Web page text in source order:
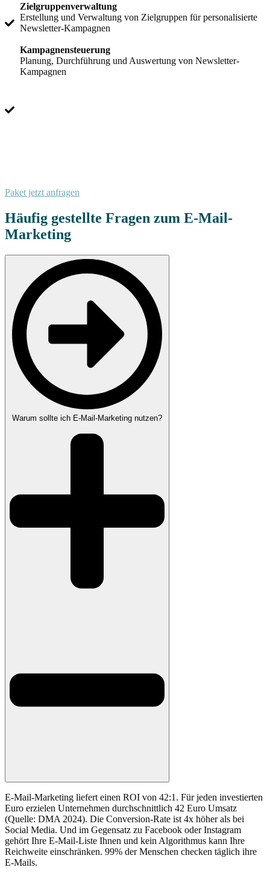
Zielgruppenverwaltung
Erstellung und Verwaltung von Zielgruppen für personalisierte
Newsletter-Kampagnen
Kampagnensteuerung
Planung, Durchführung und Auswertung von Newsletter-
Kampagnen
Paket jetzt anfragen
Häufig gestellte Fragen zum E-Mail-
Marketing
Warum sollte ich E-Mail-Marketing nutzen?
E-Mail-Marketing liefert einen ROI von 42:1. Für jeden investierten
Euro erzielen Unternehmen durchschnittlich 42 Euro Umsatz
(Quelle: DMA 2024). Die Conversion-Rate ist 4x höher als bei
Social Media. Und im Gegensatz zu Facebook oder Instagram
gehört Ihre E-Mail-Liste Ihnen und kein Algorithmus kann Ihre
Reichweite einschränken. 99% der Menschen checken täglich ihre
E-Mails.